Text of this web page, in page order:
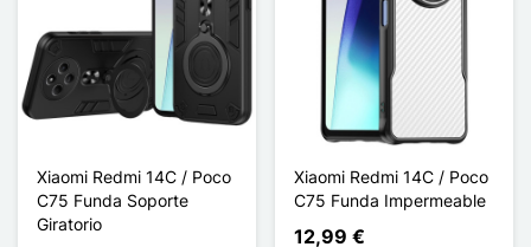
Xiaomi Redmi 14C / Poco
C75 Funda Soporte
Giratorio
Xiaomi Redmi 14C / Poco
C75 Funda Impermeable
12,99 €